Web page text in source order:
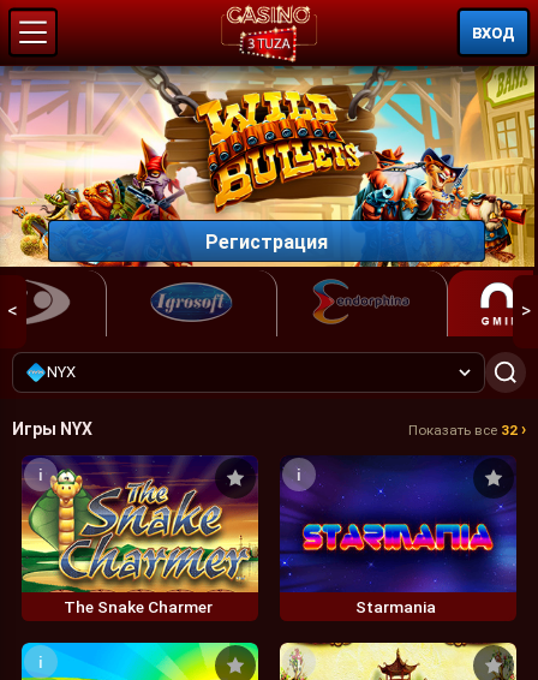
ВХОД
Регистрация
< >
NYX
Игры NYX Показать все 32 ›
i
The Snake Charmer
i
Starmania
i i